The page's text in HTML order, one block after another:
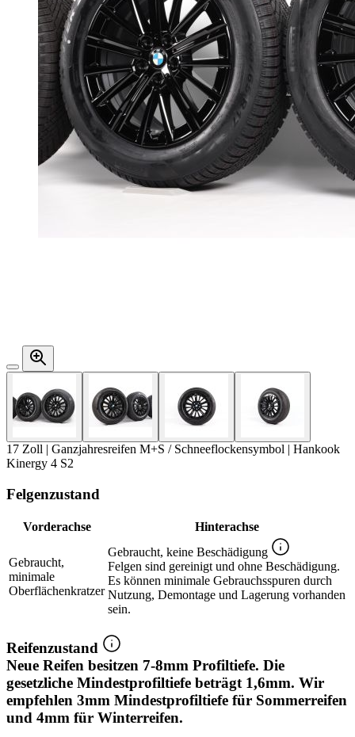
17 Zoll | Ganzjahresreifen M+S / Schneeflockensymbol | Hankook
Kinergy 4 S2
Felgenzustand
Vorderachse Hinterachse
Gebraucht,
minimale
Oberflächenkratzer
Gebraucht, keine Beschädigung
Felgen sind gereinigt und ohne Beschädigung.
Es können minimale Gebrauchsspuren durch
Nutzung, Demontage und Lagerung vorhanden
sein.
Reifenzustand
Neue Reifen besitzen 7-8mm Profiltiefe. Die
gesetzliche Mindestprofiltiefe beträgt 1,6mm. Wir
empfehlen 3mm Mindestprofiltiefe für Sommerreifen
und 4mm für Winterreifen.